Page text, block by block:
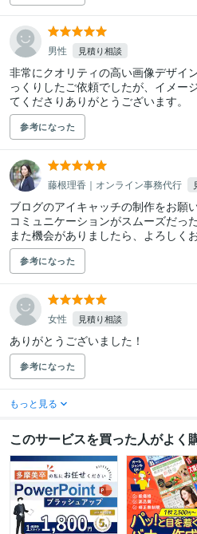
男性 見積り相談
非常にクオリティの高い画像デザイ
っくりしたご依頼でしたが、イメー
てくださりありがとうございます。
参考になった
藤根理香｜オンライン事務代行
ブログのアイキャッチの制作をお願
コミュニケーションがスムーズだっ
また機会がありましたら、よろしく
参考になった
女性 見積り相談
ありがとうございました！
参考になった
もっと見る
このサービスを買った人がよく